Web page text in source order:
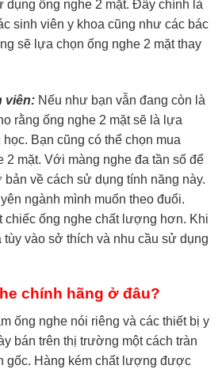
dụng ống nghe 2 mặt. Đây chính là
sinh viên y khoa cũng như các bác
sẽ lựa chọn ống nghe 2 mặt thay
viên: Nếu như bạn vẫn đang còn là
rằng ống nghe 2 mặt sẽ là lựa
Bạn cũng có thể chọn mua
2 mặt. Với màng nghe đa tần số để
về cách sử dụng tính năng này.
ngành mình muốn theo đuổi.
chiếc ống nghe chất lượng hơn. Khi
tùy vào sở thích và nhu cầu sử dụng
chính hãng ở đâu?
ống nghe nói riêng và các thiết bị y
bán trên thị trường một cách tràn
gốc. Hàng kém chất lượng được